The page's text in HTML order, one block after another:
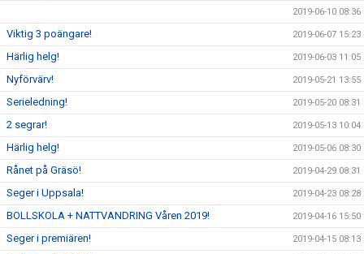
2019-06-10 08:36
Viktig 3 poängare! 2019-06-07 15:23
Härlig helg! 2019-06-03 11:05
Nyförvärv! 2019-05-21 13:55
Serieledning! 2019-05-20 08:31
2 segrar! 2019-05-13 10:04
Härlig helg! 2019-05-06 08:30
Rånet på Gräsö! 2019-04-29 08:31
Seger i Uppsala! 2019-04-23 08:28
BOLLSKOLA + NATTVANDRING Våren 2019! 2019-04-16 15:50
Seger i premiären! 2019-04-15 08:13